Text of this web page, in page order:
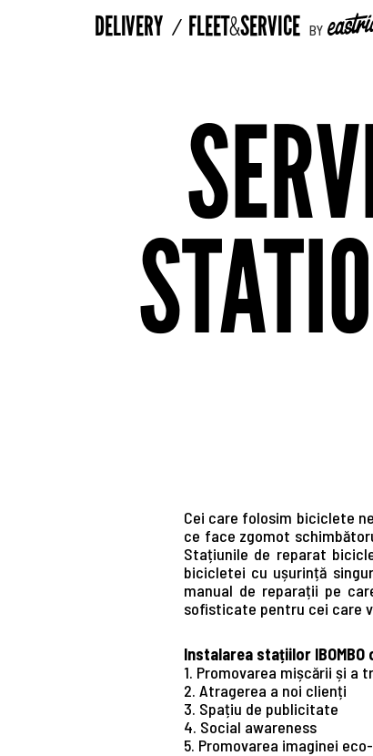
DELIVERY / FLEET&SERVICE BY
Cei care folosim biciclete
ce face zgomot
Stațiunile de reparat
bicicletei cu ușurință
manual de reparații pe
sofisticate pentru cei care
Instalarea stațiilor
1. Promovarea mișcării și
2. Atragerea a noi clienți
3. Spațiu de publicitate
4. Social awareness
5. Promovarea imaginei